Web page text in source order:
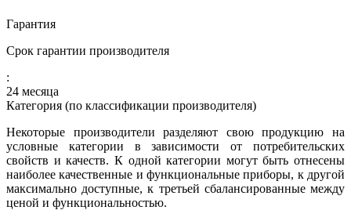
Гарантия
Срок гарантии производителя
:
24 месяца
Категория (по классификации производителя)
Некоторые производители разделяют свою продукцию на
условные категории в зависимости от потребительских
свойств и качеств. К одной категории могут быть отнесены
наиболее качественные и функциональные приборы, к другой
максимально доступные, к третьей сбалансированные между
ценой и функциональностью.